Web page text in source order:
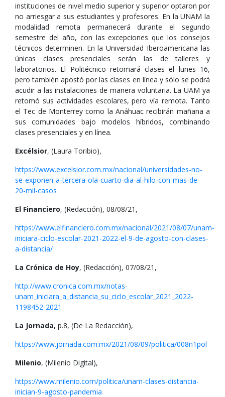
instituciones de nivel medio superior y superior optaron por
no arriesgar a sus estudiantes y profesores. En la UNAM la
modalidad remota permanecerá durante el segundo
semestre del año, con las excepciones que los consejos
técnicos determinen. En la Universidad Iberoamericana las
únicas clases presenciales serán las de talleres y
laboratorios. El Politécnico retomará clases el lunes 16,
pero también apostó por las clases en línea y sólo se podrá
acudir a las instalaciones de manera voluntaria. La UAM ya
retomó sus actividades escolares, pero vía remota. Tanto
el Tec de Monterrey como la Anáhuac recibirán mañana a
sus comunidades bajo modelos híbridos, combinando
clases presenciales y en línea.
Excélsior, (Laura Toribio),
https://www.excelsior.com.mx/nacional/universidades-no-
se-exponen-a-tercera-ola-cuarto-dia-al-hilo-con-mas-de-
20-mil-casos
El Financiero, (Redacción), 08/08/21,
https://www.elfinanciero.com.mx/nacional/2021/08/07/unam-
iniciara-ciclo-escolar-2021-2022-el-9-de-agosto-con-clases-
a-distancia/
La Crónica de Hoy, (Redacción), 07/08/21,
http://www.cronica.com.mx/notas-
unam_iniciara_a_distancia_su_ciclo_escolar_2021_2022-
1198452-2021
La Jornada, p.8, (De La Redacción),
https://www.jornada.com.mx/2021/08/09/politica/008n1pol
Milenio, (Milenio Digital),
https://www.milenio.com/politica/unam-clases-distancia-
inician-9-agosto-pandemia